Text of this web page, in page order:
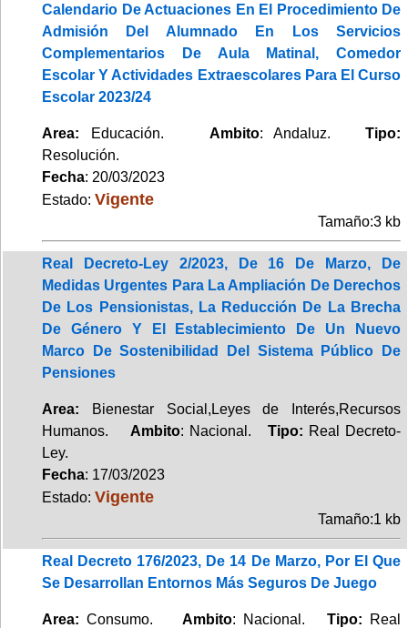
Calendario De Actuaciones En El Procedimiento De
Admisión Del Alumnado En Los Servicios
Complementarios De Aula Matinal, Comedor
Escolar Y Actividades Extraescolares Para El Curso
Escolar 2023/24
Area: Educación. Ambito: Andaluz.Tipo:
Resolución.
Fecha: 20/03/2023
Estado: Vigente
Tamaño:3 kb
Real Decreto-Ley 2/2023, De 16 De Marzo, De
Medidas Urgentes Para La Ampliación De Derechos
De Los Pensionistas, La Reducción De La Brecha
De Género Y El Establecimiento De Un Nuevo
Marco De Sostenibilidad Del Sistema Público De
Pensiones
Area: Bienestar Social,Leyes de Interés,Recursos
Humanos. Ambito: Nacional. Tipo: Real Decreto-
Ley.
Fecha: 17/03/2023
Estado: Vigente
Tamaño:1 kb
Real Decreto 176/2023, De 14 De Marzo, Por El Que
Se Desarrollan Entornos Más Seguros De Juego
Area: Consumo. Ambito: Nacional. Tipo:
Real